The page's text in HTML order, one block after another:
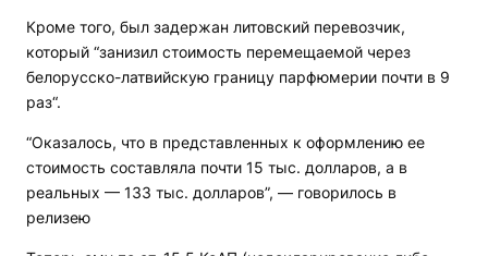
Кроме того, был задержан литовский перевозчик,
который “занизил стоимость перемещаемой через
белорусско-латвийскую границу парфюмерии почти в 9
раз“.
“Оказалось, что в представленных к оформлению ее
стоимость составляла почти 15 тыс. долларов, а в
реальных — 133 тыс. долларов”, — говорилось в
релизею